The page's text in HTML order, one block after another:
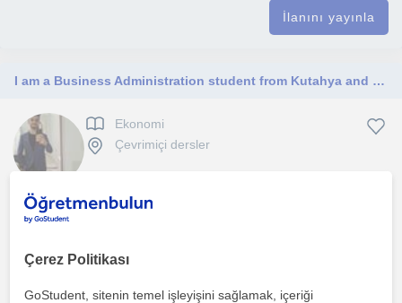
İlanını yayınla
I am a Business Administration student from Kutahya and Iam looking to teach Economics to students of high school till university.
Ekonomi
Çevrimiçi dersler
Iam a private tutor with years of experience and excellent
academic qualifications. I will teach the lessons online...
Çerez Politikası
GoStudent, sitenin temel işleyişini sağlamak, içeriği